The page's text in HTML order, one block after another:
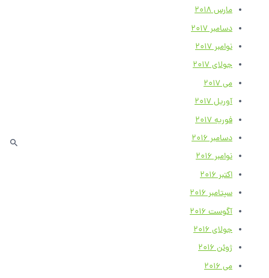
مارس 2018
دسامبر 2017
نوامبر 2017
جولای 2017
می 2017
آوریل 2017
فوریه 2017
دسامبر 2016
نوامبر 2016
اکتبر 2016
سپتامبر 2016
آگوست 2016
جولای 2016
ژوئن 2016
می 2016